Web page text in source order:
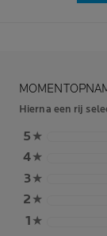
Hierna een rij
5 ★
4★
3★
2 ★
1 ★